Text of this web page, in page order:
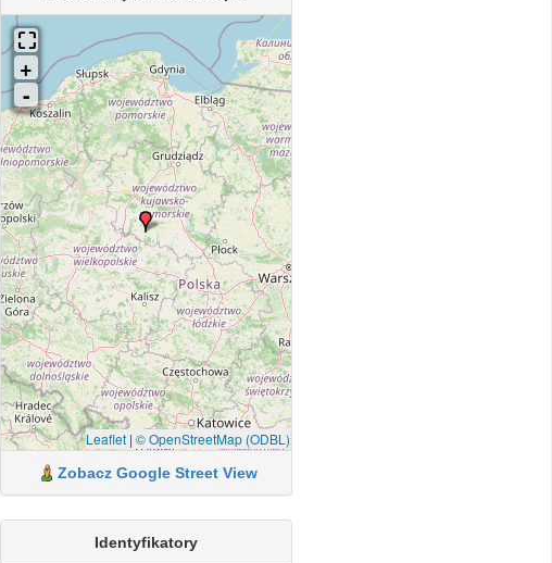
Leaflet| © OpenStreetMap (ODBL)
Zobacz Google Street View
Identyfikatory